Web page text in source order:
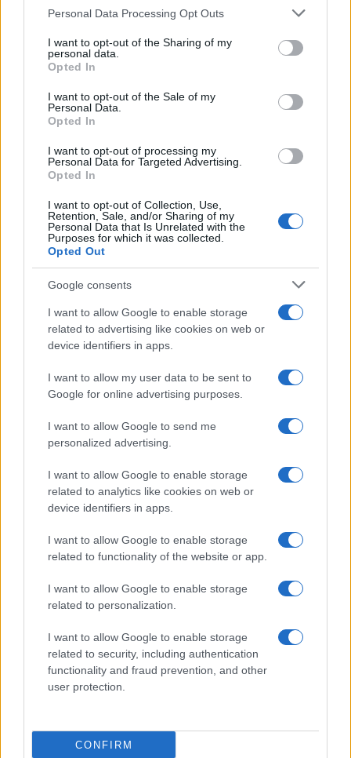
Please note that this website/app uses one or more Google
not limited to your visit or usage behaviour. You may click to
grant or deny consent to Google and its third-party tags to
use your data for below specified purposes in below Google
consent section.
Personal Data Processing Opt Outs
I want to opt-out of the Sharing of my
personal data.
Opted In
I want to opt-out of the Sale of my
Personal Data.
Opted In
I want to opt-out of processing my
Personal Data for Targeted Advertising.
Opted In
I want to opt-out of Collection, Use,
Retention, Sale, and/or Sharing of my
Personal Data that Is Unrelated with the
Purposes for which it was collected.
Opted Out
Google consents
I want to allow Google to enable storage
related to advertising like cookies on web or
device identifiers in apps.
I want to allow my user data to be sent to
Google for online advertising purposes.
I want to allow Google to send me
personalized advertising.
I want to allow Google to enable storage
related to analytics like cookies on web or
device identifiers in apps.
I want to allow Google to enable storage
related to functionality of the website or app.
I want to allow Google to enable storage
related to personalization.
I want to allow Google to enable storage
related to security, including authentication
functionality and fraud prevention, and other
user protection.
CONFIRM
servicios clínicos si no se giran los fondos
comprometidos. En la marcha se vieron carteles
que cuestionaron la gestión de determinados
funcionarios y que aludieron ainvestigaciones por
presunto enriquecimiento
, además de consignas
ejecución de partidas.
Actores presentes y derivaciones
judiciales
La movilización contó con sindicatos docentes y no
docentes —entre ellosConadu, Conadu Histórica,
—, autoridades
CINy delegaciones estudiantiles de la FUA
políticas opositoras. Entre las autoridades
TorresyFranco Bartolacci, quienes acompañaron
la jornada. La protesta se replicó en decenas de
, el Centro y la Patagonia , en lo que los
federalización del reclamo.